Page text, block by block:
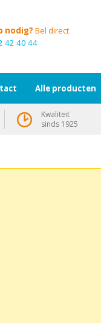
nodig? Bel direct
42 40 44
Alle producten
Kwaliteit
sinds 1925